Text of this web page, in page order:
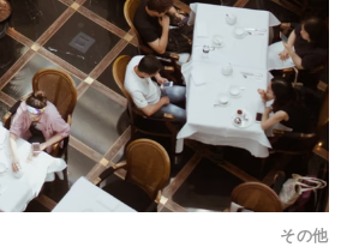
その他